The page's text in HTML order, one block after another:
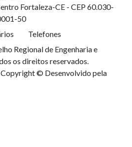
Fortaleza-CE - CEP 60.030-
50
Telefones
Regional de Engenharia e
os direitos reservados.
Copyright © Desenvolvido pela